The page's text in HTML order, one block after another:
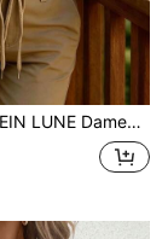
med rund hals og korte ærmer, afslappet og behagelig sommer